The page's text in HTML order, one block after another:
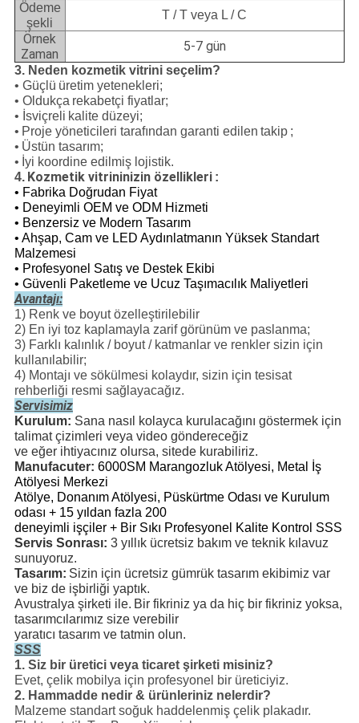
Ödeme
şekli
T / T veya L / C
Örnek
Zaman
5-7 gün
3. Neden kozmetik vitrini seçelim?
• Güçlü üretim yetenekleri;
• Oldukça rekabetçi fiyatlar;
• İsviçreli kalite düzeyi;
• Proje yöneticileri tarafından garanti edilen takip ;
• Üstün tasarım;
• İyi koordine edilmiş lojistik.
4. Kozmetik vitrininizin özellikleri :
• Fabrika Doğrudan Fiyat
• Deneyimli OEM ve ODM Hizmeti
• Benzersiz ve Modern Tasarım
• Ahşap, Cam ve LED Aydınlatmanın Yüksek Standart
Malzemesi
• Profesyonel Satış ve Destek Ekibi
• Güvenli Paketleme ve Ucuz Taşımacılık Maliyetleri
Avantajı:
1) Renk ve boyut özelleştirilebilir
2) En iyi toz kaplamayla zarif görünüm ve paslanma;
3) Farklı kalınlık / boyut / katmanlar ve renkler sizin için
kullanılabilir;
4) Montajı ve sökülmesi kolaydır, sizin için tesisat
rehberliği resmi sağlayacağız.
Servisimiz
Kurulum: Sana nasıl kolayca kurulacağını göstermek için
talimat çizimleri veya video göndereceğiz
ve eğer ihtiyacınız olursa, sitede kurabiliriz.
Manufacuter: 6000SM Marangozluk Atölyesi, Metal İş
Atölyesi Merkezi
Atölye, Donanım Atölyesi, Püskürtme Odası ve Kurulum
odası + 15 yıldan fazla 200
deneyimli işçiler + Bir Sıkı Profesyonel Kalite Kontrol SSS
Servis Sonrası: 3 yıllık ücretsiz bakım ve teknik kılavuz
sunuyoruz.
Tasarım: Sizin için ücretsiz gümrük tasarım ekibimiz var
ve biz de işbirliği yaptık.
Avustralya şirketi ile. Bir fikriniz ya da hiç bir fikriniz yoksa,
tasarımcılarımız size verebilir
yaratıcı tasarım ve tatmin olun.
SSS
1. Siz bir üretici veya ticaret şirketi misiniz?
Evet, çelik mobilya için profesyonel bir üreticiyiz.
2. Hammadde nedir & ürünleriniz nelerdir?
Malzeme standart soğuk haddelenmiş çelik plakadır.